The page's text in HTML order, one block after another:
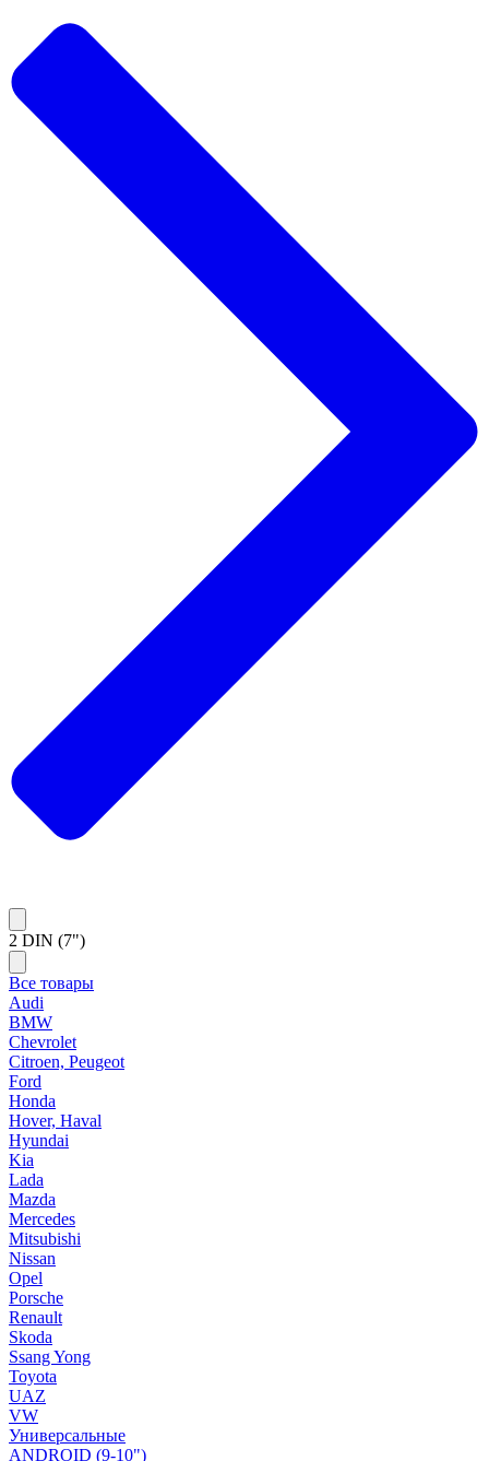
2 DIN (7")
Все товары
Audi
BMW
Chevrolet
Citroen, Peugeot
Ford
Honda
Hover, Haval
Hyundai
Kia
Lada
Mazda
Mercedes
Mitsubishi
Nissan
Opel
Porsche
Renault
Skoda
Ssang Yong
Toyota
UAZ
VW
Универсальные
ANDROID (9-10")